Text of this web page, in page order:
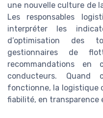
une nouvelle culture de
Les responsables
interpréter les
d’optimisation des
gestionnaires de
recommandations en
conducteurs.
fonctionne, la logistique
fiabilité, en transparence